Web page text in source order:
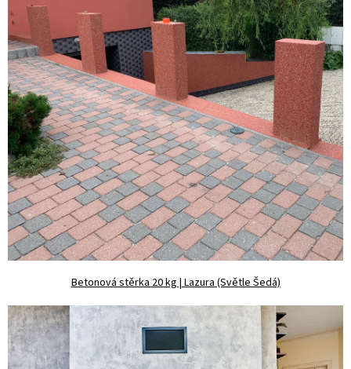
Betonová stěrka 20 kg | Lazura (Světle Šedá)